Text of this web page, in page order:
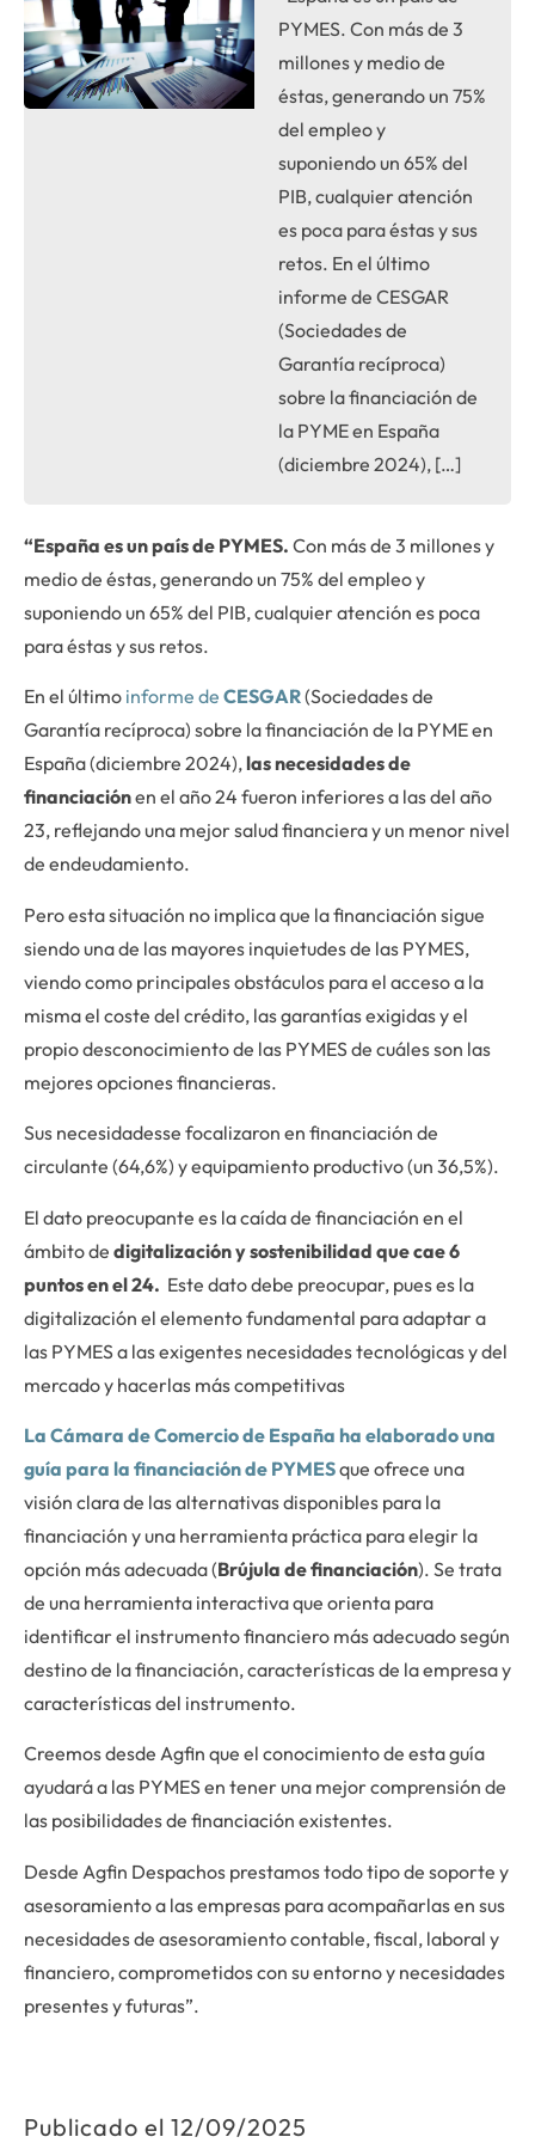
PYMES. Con más de 3
millones y medio de
éstas, generando un 75%
del empleo y
suponiendo un 65% del
PIB, cualquier atención
es poca para éstas y sus
retos. En el último
informe de CESGAR
(Sociedades de
Garantía recíproca)
sobre la financiación de
la PYME en España
(diciembre 2024), […]
“España es un país de PYMES. Con más de 3 millones y
medio de éstas, generando un 75% del empleo y
suponiendo un 65% del PIB, cualquier atención es poca
para éstas y sus retos.
En el último informe de CESGAR(Sociedades de
Garantía recíproca) sobre la financiación de la PYME en
España (diciembre 2024),las necesidades de
financiaciónen el año 24 fueron inferiores a las del año
23, reflejando una mejor salud financiera y un menor nivel
de endeudamiento.
Pero esta situación no implica que la financiación sigue
siendo una de las mayores inquietudes de las PYMES,
viendo como principales obstáculos para el acceso a la
misma el coste del crédito, las garantías exigidas y el
propio desconocimiento de las PYMES de cuáles son las
mejores opciones financieras.
Sus necesidadesse focalizaron en financiación de
circulante (64,6%) y equipamiento productivo (un 36,5%).
El dato preocupante es la caída de financiación en el
ámbito de digitalización y sostenibilidad que cae 6
puntosen el 24. Este dato debe preocupar, pues es la
digitalización el elemento fundamental para adaptar a
las PYMES a las exigentes necesidades tecnológicas y del
mercado y hacerlas más competitivas
La Cámara de Comercio de España ha elaborado una
guía para la financiación de PYMESque ofrece una
visión clara de las alternativas disponibles para la
financiación y una herramienta práctica para elegir la
opción más adecuada (Brújula de financiación). Se trata
de una herramienta interactiva que orienta para
identificar el instrumento financiero más adecuado según
destino de la financiación, características de la empresa y
características del instrumento.
Creemos desde Agfin que el conocimiento de esta guía
ayudará a las PYMES en tener una mejor comprensión de
las posibilidades de financiación existentes.
Desde Agfin Despachos prestamos todo tipo de soporte y
asesoramiento a las empresas para acompañarlas en sus
necesidades de asesoramiento contable, fiscal, laboral y
financiero, comprometidos con su entorno y necesidades
presentes y futuras”.
Publicado el 12/09/2025